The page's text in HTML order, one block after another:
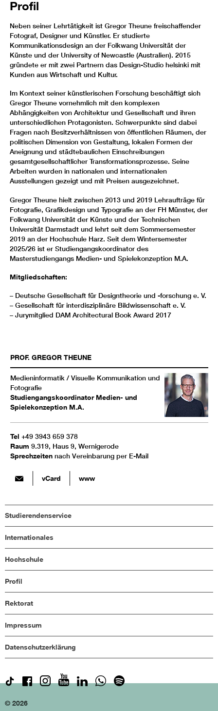
Profil
Neben seiner Lehrtätigkeit ist Gregor Theune freischaffender
Fotograf, Designer und Künstler. Er studierte
Kommunikationsdesign an der Folkwang Universität der
Künste und der University of Newcastle (Australien). 2015
gründete er mit zwei Partnern das Design-Studio helsinki mit
Kunden aus Wirtschaft und Kultur.
Im Kontext seiner künstlerischen Forschung beschäftigt sich
Gregor Theune vornehmlich mit den komplexen
Abhängigkeiten von Architektur und Gesellschaft und ihren
unterschiedlichen Protagonisten. Schwerpunkte sind dabei
Fragen nach Besitzverhältnissen von öffentlichen Räumen, der
politischen Dimension von Gestaltung, lokalen Formen der
Aneignung und städtebaulichen Einschreibungen
gesamtgesellschaftlicher Transformationsprozesse. Seine
Arbeiten wurden in nationalen und internationalen
Ausstellungen gezeigt und mit Preisen ausgezeichnet.
Gregor Theune hielt zwischen 2013 und 2019 Lehraufträge für
Fotografie, Grafikdesign und Typografie an der FH Münster, der
Folkwang Universität der Künste und der Technischen
Universität Darmstadt und lehrt seit dem Sommersemester
2019 an der Hochschule Harz. Seit dem Wintersemester
2025/26 ist er Studiengangskoordinator des
Masterstudiengangs Medien- und Spielekonzeption M.A.
Mitgliedschaften:
– Deutsche Gesellschaft für Designtheorie und -forschung e. V.
– Gesellschaft für interdisziplinäre Bildwissenschaft e. V.
– Jurymitglied DAM Architectural Book Award 2017
PROF. GREGOR THEUNE
Medieninformatik / Visuelle Kommunikation und
Fotografie
Studiengangskoordinator Medien- und
Spielekonzeption M.A.
Tel +49 3943 659 378
Raum 9.319, Haus 9, Wernigerode
Sprechzeiten nach Vereinbarung per E-Mail
vCard www
Studierendenservice
Internationales
Hochschule
Profil
Rektorat
Impressum
Datenschutzerklärung
© 2026